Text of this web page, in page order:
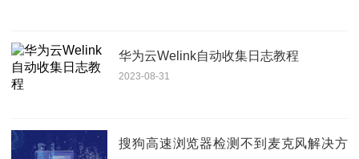
华为云Welink自动收集日志教程
2023-08-31
搜狗高速浏览器检测不到麦克风解决方